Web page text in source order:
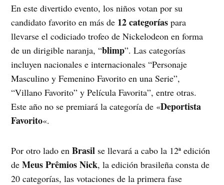
En este divertido evento, los niños votan por su
candidato favorito en más de 12 categorías para
llevarse el codiciado trofeo de Nickelodeon en forma
de un dirigible naranja, “blimp”. Las categorías
incluyen nacionales e internacionales “Personaje
Masculino y Femenino Favorito en una Serie”,
“Villano Favorito” y Película Favorita”, entre otras.
Este año no se premiará la categoría de «Deportista
Favorito«.
Por otro lado enBrasil se llevará a cabo la 12ª edición
deMeus Prêmios Nick, la edición brasileña consta de
20 categorías, las votaciones de la primera fase